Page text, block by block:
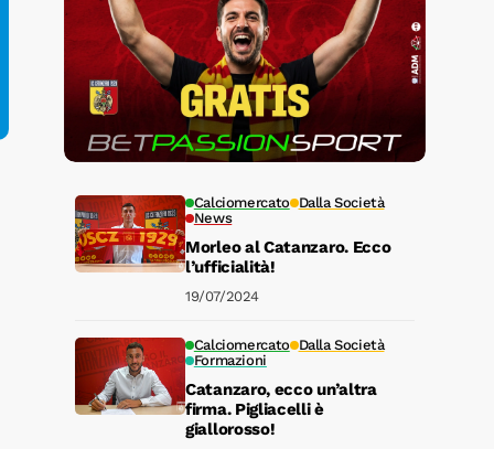
Calciomercato Dalla Società
News
Morleo al Catanzaro. Ecco
l’ufficialità!
19/07/2024
Calciomercato Dalla Società
Formazioni
Catanzaro, ecco un’altra
firma. Pigliacelli è
giallorosso!